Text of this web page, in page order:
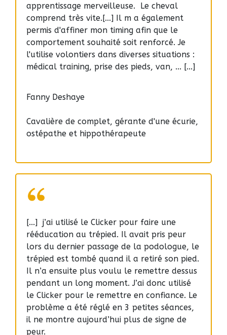
apprentissage merveilleuse. Le cheval
comprend très vite.[...] Il m a également
permis d'affiner mon timing afin que le
comportement souhaité soit renforcé. Je
l'utilise volontiers dans diverses situations :
médical training, prise des pieds, van, ... [...]
Fanny Deshaye
Cavalière de complet, gérante d'une écurie,
ostépathe et hippothérapeute
[...] j’ai utilisé le Clicker pour faire une
rééducation au trépied. Il avait pris peur
lors du dernier passage de la podologue, le
trépied est tombé quand il a retiré son pied.
Il n’a ensuite plus voulu le remettre dessus
pendant un long moment. J’ai donc utilisé
le Clicker pour le remettre en confiance. Le
problème a été réglé en 3 petites séances,
il ne montre aujourd’hui plus de signe de
peur.